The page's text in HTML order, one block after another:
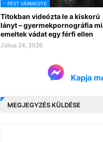
- PEST VÁRMEGYE
Titokban videózta le a kiskorú
lányt – gyermekpornográfia
emeltek vádat egy férfi ellen
Július 24, 2026
Kapja
MEGJEGYZÉS KÜLDÉSE